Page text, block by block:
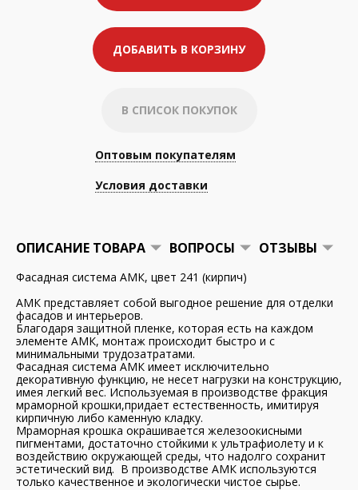
ДОБАВИТЬ В КОРЗИНУ
В СПИСОК ПОКУПОК
Оптовым покупателям
Условия доставки
ОПИСАНИЕ ТОВАРА ВОПРОСЫ ОТЗЫВЫ
Фасадная система АМК, цвет 241 (кирпич)
АМК представляет собой выгодное решение для отделки
фасадов и интерьеров.
Благодаря защитной пленке, которая есть на каждом
элементе АМК, монтаж происходит быстро и с
минимальными трудозатратами.
Фасадная система АМК имеет исключительно
декоративную функцию, не несет нагрузки на конструкцию,
имея легкий вес. Используемая в производстве фракция
мраморной крошки,придает естественность, имитируя
кирпичную либо каменную кладку.
Мраморная крошка окрашивается железоокисными
пигментами, достаточно стойкими к ультрафиолету и к
воздействию окружающей среды, что надолго сохранит
эстетический вид. В производстве АМК используются
только качественное и экологически чистое сырье.